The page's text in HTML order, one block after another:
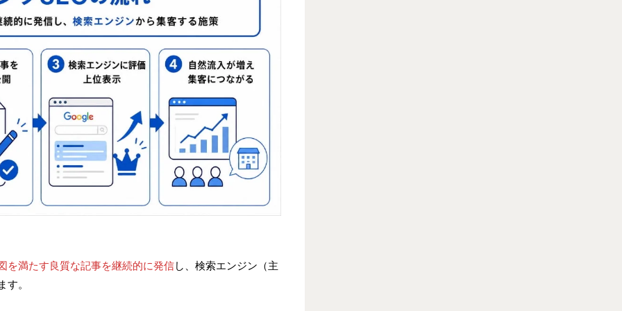
を満たす良質な記事を継続的に発信し、検索エンジン（主
す。